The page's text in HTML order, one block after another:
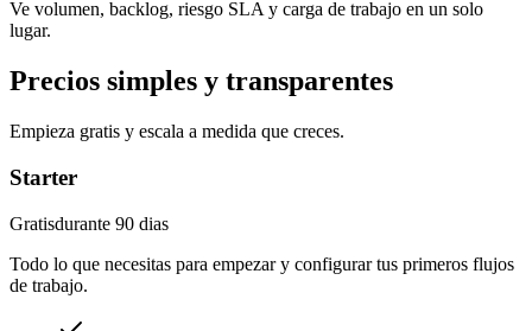
Ve volumen, backlog, riesgo SLA y carga de trabajo en un solo
lugar.
Precios simples y transparentes
Empieza gratis y escala a medida que creces.
Starter
Gratisdurante 90 dias
Todo lo que necesitas para empezar y configurar tus primeros flujos
de trabajo.